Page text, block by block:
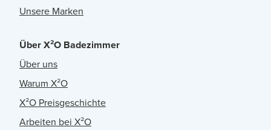
Unsere Marken
Über X²O Badezimmer
Über uns
Warum X²O
X²O Preisgeschichte
Arbeiten bei X²O